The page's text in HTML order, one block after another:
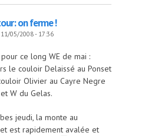
on ferme !
05/2008 - 17:36
ce long WE de mai :
le couloir Delaissé au Ponset
Olivier au Cayre Negre
W du Gelas.
jeudi, la monte au
est rapidement avalée et